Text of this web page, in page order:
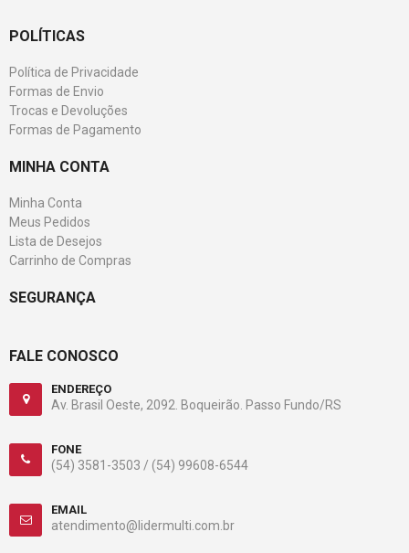
POLÍTICAS
Política de Privacidade
Formas de Envio
Trocas e Devoluções
Formas de Pagamento
MINHA CONTA
Minha Conta
Meus Pedidos
Lista de Desejos
Carrinho de Compras
SEGURANÇA
FALE CONOSCO
ENDEREÇO
Av. Brasil Oeste, 2092. Boqueirão. Passo Fundo/RS
FONE
(54) 3581-3503 / (54) 99608-6544
EMAIL
atendimento@lidermulti.com.br